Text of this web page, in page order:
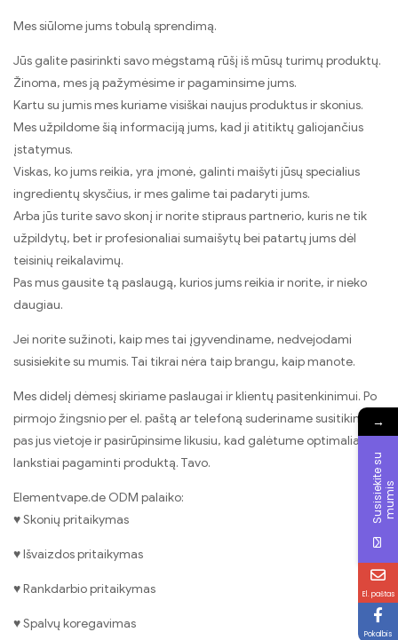
Mes siūlome jums tobulą sprendimą.
Jūs galite pasirinkti savo mėgstamą rūšį iš mūsų turimų produktų.
Žinoma, mes ją pažymėsime ir pagaminsime jums.
Kartu su jumis mes kuriame visiškai naujus produktus ir skonius.
Mes užpildome šią informaciją jums, kad ji atitiktų galiojančius
įstatymus.
Viskas, ko jums reikia, yra įmonė, galinti maišyti jūsų specialius
ingredientų skysčius, ir mes galime tai padaryti jums.
Arba jūs turite savo skonį ir norite stipraus partnerio, kuris ne tik
užpildytų, bet ir profesionaliai sumaišytų bei patartų jums dėl
teisinių reikalavimų.
Pas mus gausite tą paslaugą, kurios jums reikia ir norite, ir nieko
daugiau.
Jei norite sužinoti, kaip mes tai įgyvendiname, nedvejodami
susisiekite su mumis. Tai tikrai nėra taip brangu, kaip manote.
Mes didelį dėmesį skiriame paslaugai ir klientų pasitenkinimui. Po
pirmojo žingsnio per el. paštą ar telefoną suderiname susitikimą
pas jus vietoje ir pasirūpinsime likusiu, kad galėtume optimaliai ir
lankstiai pagaminti produktą. Tavo.
Elementvape.de ODM palaiko:
♥ Skonių pritaikymas
♥ Išvaizdos pritaikymas
♥ Rankdarbio pritaikymas
♥ Spalvų koregavimas
→
S
u
s
i
s
i
ek
i
t
e
s
u
m
u
m
is
El. paštas
Pokalbis